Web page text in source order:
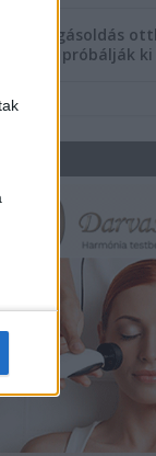
Szorongásoldás
többen próbálják